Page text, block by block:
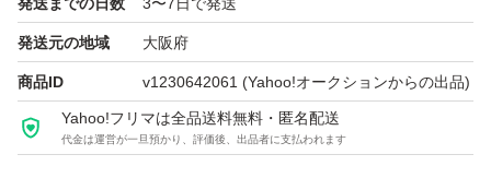
■文章による誤字、脱字、記載ミス等もある場合がござい
ますので、ご不明な点がございましたら、
必ず、「出品者への質問」にてお問い合わせください
発送までの日数 3〜7日で発送
発送元の地域 大阪府
商品ID v1230642061 (Yahoo!オークションからの出品)
Yahoo!フリマは全品送料無料・匿名配送
代金は運営が一旦預かり、評価後、出品者に支払われます